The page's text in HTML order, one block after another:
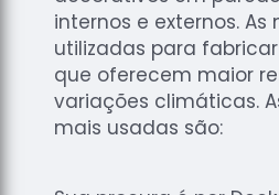
Raspagens
de Pisos
Tacos de
Madeiras
internos e externos. As
utilizadas para
que oferecem maior
variações climáticas.
mais usadas são: